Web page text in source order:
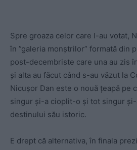
Spre groaza celor care l-au votat,
în ”galeria monștrilor” formată din
post-decembriste care una au zis
și alta au făcut când s-au văzut la
Nicușor Dan este o nouă țeapă pe
singur și-a cioplit-o și tot singur
destinului său istoric.
E drept că alternativa, în finala